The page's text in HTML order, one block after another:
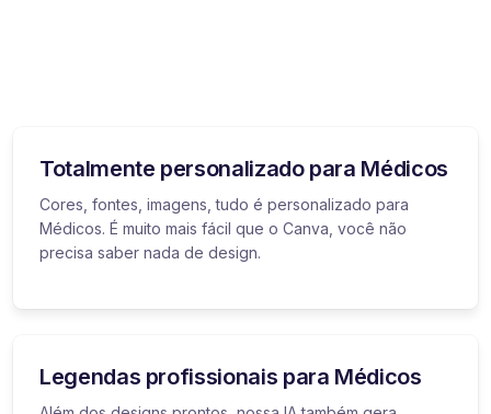
Totalmente personalizado para Médicos
Cores, fontes, imagens, tudo é personalizado para
Médicos. É muito mais fácil que o Canva, você não
precisa saber nada de design.
Legendas profissionais para Médicos